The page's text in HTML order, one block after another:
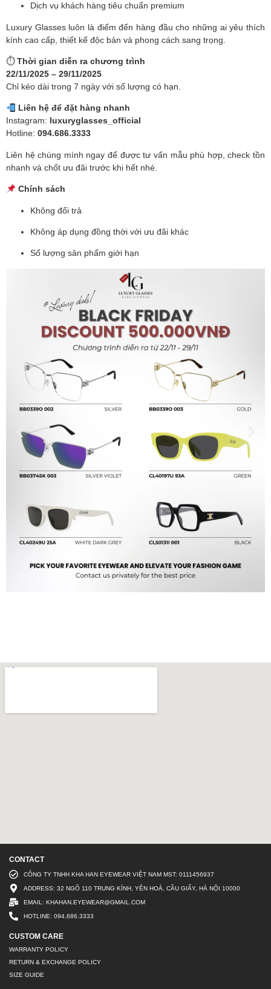
Dịch vụ khách hàng tiêu chuẩn premium
Luxury Glasses luôn là điểm đến hàng đầu cho những ai yêu thích
kính cao cấp, thiết kế độc bản và phong cách sang trọng.
⏱Thời gian diễn ra chương trình
22/11/2025 – 29/11/2025
Chỉ kéo dài trong 7 ngày với số lượng có hạn.
Liên hệ để đặt hàng nhanh
Instagram: luxuryglasses_official
Hotline: 094.686.3333
Liên hệ chúng mình ngay để được tư vấn mẫu phù hợp, check tồn
nhanh và chốt ưu đãi trước khi hết nhé.
Chính sách
Không đổi trả
Không áp dụng đồng thời với ưu đãi khác
Số lượng sản phẩm giới hạn
CONTACT
CÔNG TY TNHH KHA HAN EYEWEAR VIỆT NAM MST: 0111456937
ADDRESS: 32 NGÕ 110 TRUNG KÍNH, YÊN HOÀ, CẦU GIẤY, HÀ NỘI 10000
EMAIL: KHAHAN.EYEWEAR@GMAIL.COM
HOTLINE: 094.686.3333
CUSTOM CARE
WARRANTY POLICY
RETURN & EXCHANGE POLICY
SIZE GUIDE